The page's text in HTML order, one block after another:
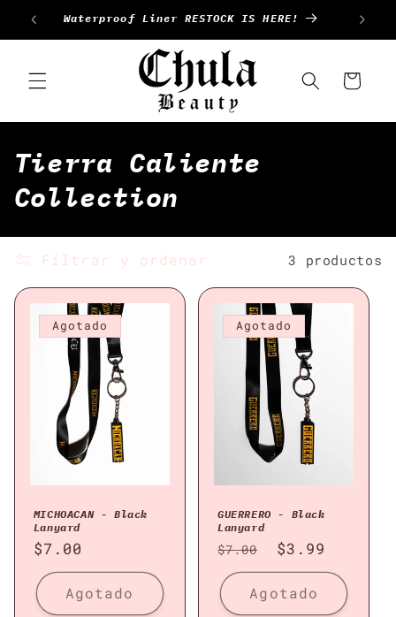
contenido
Waterproof Liner RESTOCK IS HERE!
Carrito
C
o
l
e
c
Tierra Caliente
Collection
Filtrar y ordenar 3 productos
Agotado
MICHOACAN - Black
Lanyard
Precio
habitual
$7.00
Agotado
Agotado
GUERRERO - Black
Lanyard
Precio
habitual
$7.00
Precio
de
oferta
$3.99
Agotado